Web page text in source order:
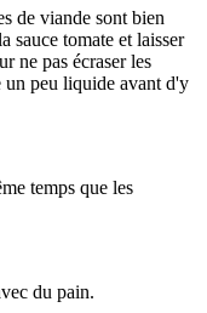
de viande sont bien
sauce tomate et laisser
ne pas écraser les
un peu liquide avant d'y
temps que les
du pain.